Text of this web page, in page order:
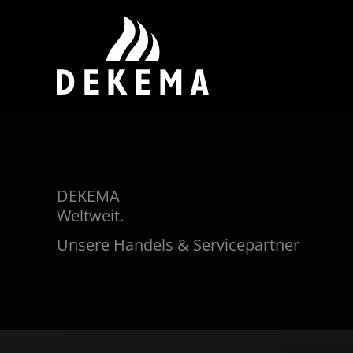
DEKEMA
Weltweit.
Unsere Handels & Servicepartner